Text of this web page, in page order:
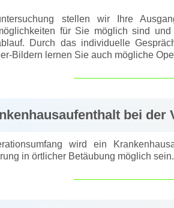
stellen wir Ihre
für Sie möglich sind
Durch das individuelle
Bildern lernen Sie auch mögliche
bei
wird ein
in örtlicher Betäubung möglich sein.